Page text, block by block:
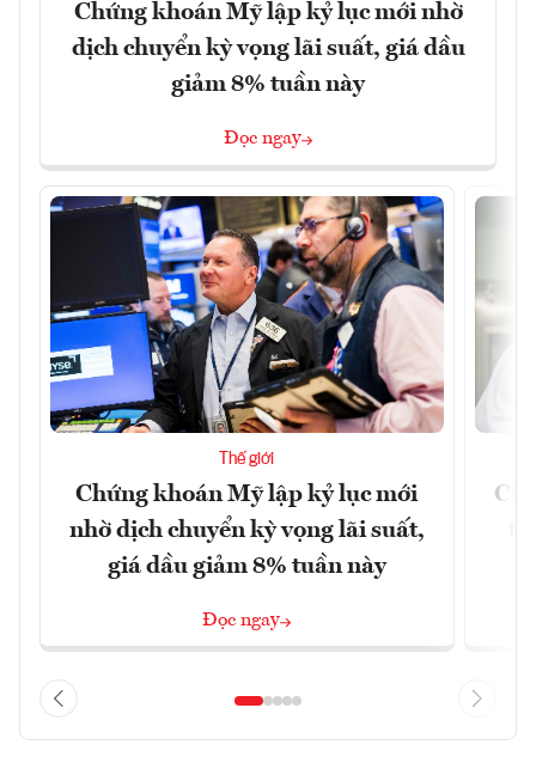
Chứng khoán Mỹ lập kỷ lục mới nhờ
dịch chuyển kỳ vọng lãi suất, giá dầu
giảm 8% tuần này
Đọc ngay
Thế giới
Chứng khoán Mỹ lập kỷ lục mới
nhờ dịch chuyển kỳ vọng lãi suất,
giá dầu giảm 8% tuần này
Đọc ngay